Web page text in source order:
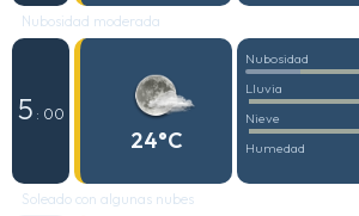
Nubosidad moderada
5 : 00
24°C
Nubosidad
Lluvia
Nieve
Humedad
Soleado con algunas nubes